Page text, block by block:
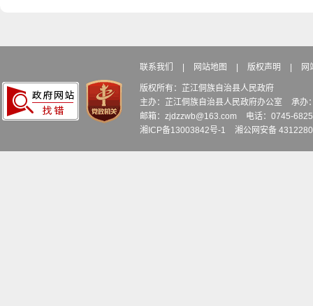
联系我们 网站地图 版权声明 网
版权所有：芷江侗族自治县人民政府
主办：芷江侗族自治县人民政府办公室
承办
邮箱：zjdzzwb@163.com
电话：0745-
湘ICP备13003842号-1
湘公网安备